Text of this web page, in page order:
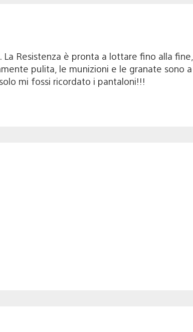
Resistenza è pronta a lottare fino alla
pulita, le munizioni e le granate sono
mi fossi ricordato i pantaloni!!!